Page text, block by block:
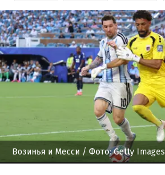
Возинья и Месси / Фото: Getty Images